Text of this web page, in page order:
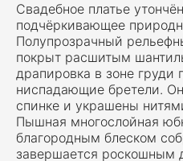
Свадебное платье
подчёркивающее
Полупрозрачный
покрыт расшитым
драпировка в зоне груди
ниспадающие бретели.
спинке и украшены
Пышная многослойная
благородным блеском
завершается